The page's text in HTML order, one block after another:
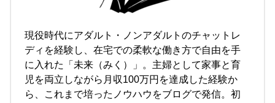
現役時代にアダルト・ノンアダルトのチャットレ
ディを経験し、在宅での柔軟な働き方で自由を手
に入れた「未来（みく）」。主婦として家事と育
児を両立しながら月収100万円を達成した経験か
ら、これまで培ったノウハウをブログで発信。初